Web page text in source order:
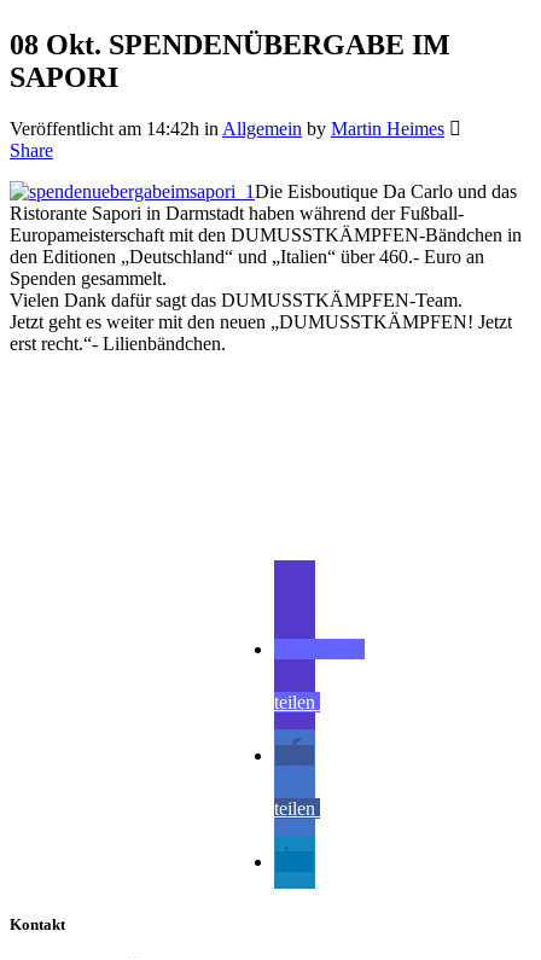
08 Okt. SPENDENÜBERGABE IM
SAPORI
Veröffentlicht am 14:42h in Allgemein by Martin Heimes
Share
Die Eisboutique Da Carlo und das
Ristorante Sapori in Darmstadt haben während der Fußball-
Europameisterschaft mit den DUMUSSTKÄMPFEN-Bändchen in
den Editionen „Deutschland“ und „Italien“ über 460.- Euro an
Spenden gesammelt.
Vielen Dank dafür sagt das DUMUSSTKÄMPFEN-Team.
Jetzt geht es weiter mit den neuen „DUMUSSTKÄMPFEN! Jetzt
erst recht.“- Lilienbändchen.
teilen
teilen
Kontakt